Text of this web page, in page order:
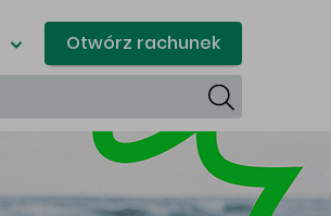
Otwórz rachunek